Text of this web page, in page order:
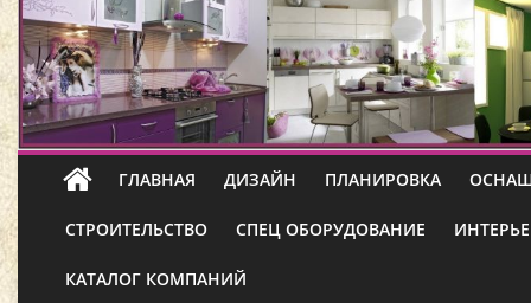
ГЛАВНАЯ ДИЗАЙН ПЛАНИРОВКА
СТРОИТЕЛЬСТВО СПЕЦ ОБОРУДОВАНИЕ
КАТАЛОГ КОМПАНИЙ